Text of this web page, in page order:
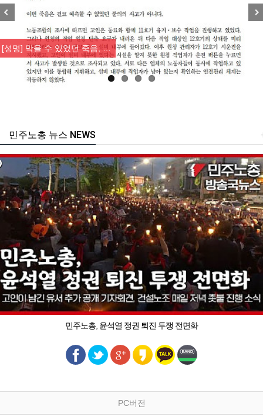
[성명] 막을 수 있었던 죽음, …
주노총 뉴스 NEWS
민주노총, 윤석열 정권 퇴진 투쟁 전면화
PC버전